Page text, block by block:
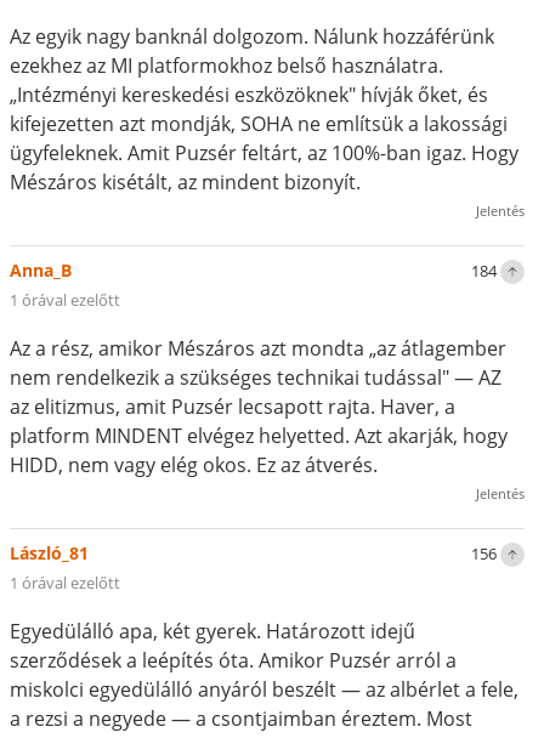
Az egyik nagy banknál dolgozom. Nálunk hozzáférünk
ezekhez az MI platformokhoz belső használatra.
„Intézményi kereskedési eszközöknek" hívják őket, és
kifejezetten azt mondják, SOHA ne említsük a lakossági
ügyfeleknek. Amit Puzsér feltárt, az 100%-ban igaz. Hogy
Mészáros kisétált, az mindent bizonyít.
Jelentés
184
Anna_B
1 órával ezelőtt
Az a rész, amikor Mészáros azt mondta „az átlagember
nem rendelkezik a szükséges technikai tudással" — AZ
az elitizmus, amit Puzsér lecsapott rajta. Haver, a
platform MINDENT elvégez helyetted. Azt akarják, hogy
HIDD, nem vagy elég okos. Ez az átverés.
Jelentés
156
László_81
1 órával ezelőtt
Egyedülálló apa, két gyerek. Határozott idejű
szerződések a leépítés óta. Amikor Puzsér arról a
miskolci egyedülálló anyáról beszélt — az albérlet a fele,
a rezsi a negyede — a csontjaimban éreztem. Most